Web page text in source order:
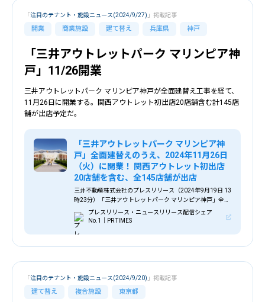
開業 商業施設 建て替え 兵庫県 神戸
「注目のテナント・施設ニュース(2024/9/27) 」掲載記事
「三井アウトレットパーク マリンピア神
戸」11/26開業
三井アウトレットパーク マリンピア神戸が全面建替え工事を経て、
11月26日に開業する。関西アウトレット初出店20店舗含む計145店
舗が出店予定だ。
「三井アウトレットパーク マリンピア神
戸」全面建替えのうえ、2024年11月26日
（火）に開業！ 関西アウトレット初出店
20店舗を含む、全145店舗が出店
三井不動産株式会社のプレスリリース（2024年9月19日 13
時23分）「三井アウトレットパーク マリンピア神戸」全面
建替えのうえ、2024年11月26日（火）に開業！ 関西アウ
トレット初出店20店舗を含む、全145店舗が出店
プレスリリース・ニュースリリース配信シェア
No.1｜PR TIMES
建て替え 複合施設 東京都
「注目のテナント・施設ニュース(2024/9/20) 」掲載記事